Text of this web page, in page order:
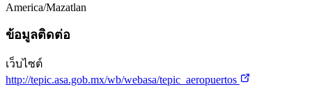
America/Mazatlan
ข้อมูลติดต่อ
เว็บไซต์
http://tepic.asa.gob.mx/wb/webasa/tepic_aeropuertos